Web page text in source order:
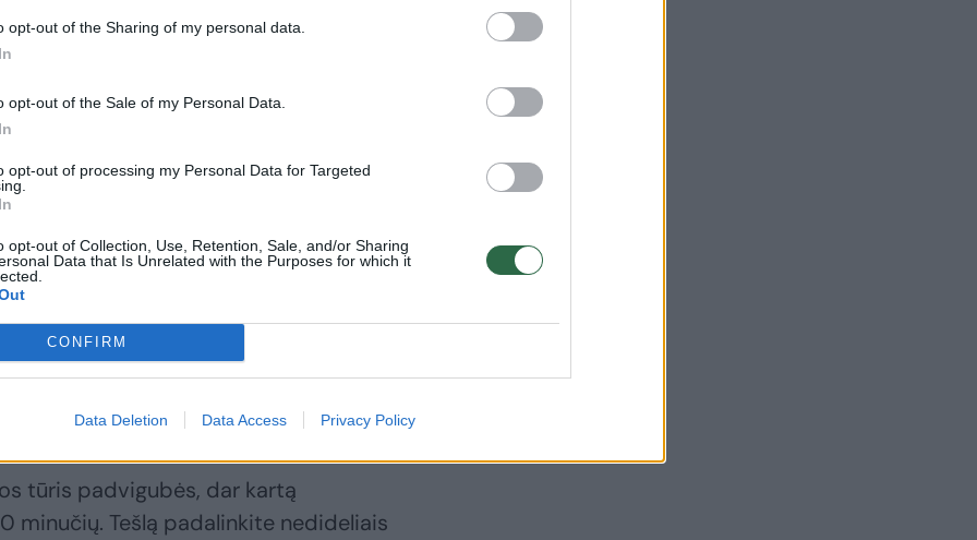
opt-out of the Sharing of my personal data.
opt-out of the Sale of my Personal Data.
opt-out of processing my Personal Data for Targeted
opt-out of Collection, Use, Retention, Sale, and/or Sharing
Data that Is Unrelated with the Purposes for which it
CONFIRM
Data Deletion Data Access Privacy Policy
su cukrumi ir šaukštu miltų.
tešlai skirtus produktus ir
bet nelipni. Jei reikės, berkite dar
tūris padvigubės, dar kartą
minučių. Tešlą padalinkite nedideliais